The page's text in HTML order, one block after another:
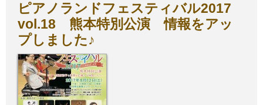
ピアノランドフェスティバル2017
vol.18 熊本特別公演 情報をアッ
プしました♪